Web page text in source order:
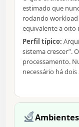
estimado que
rodando workload
equivalente a oito
Perfil típico:
sistema crescer”.
processamento.
necessário há dois